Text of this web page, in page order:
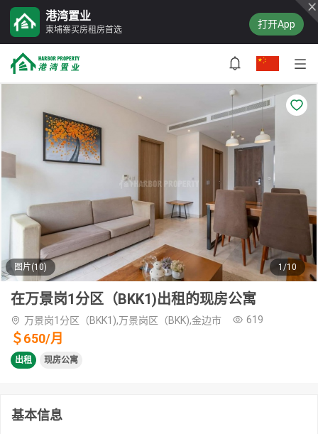
港湾置业
柬埔寨买房租房首选 打开App
图片(10) 1/10
在万景岗1分区（BKK1)出租的现房公寓
万景岗1分区（BKK1),万景岗区（BKK),金边市 619
＄650/月
出租 现房公寓
基本信息